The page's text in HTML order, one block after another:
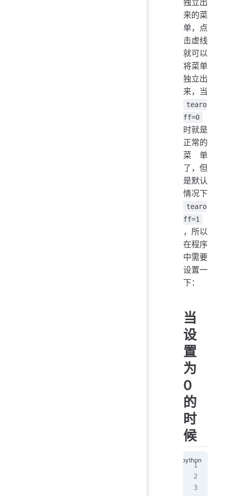
独立出
来的菜
单，点
击虚线
就可以
将菜单
独立出
来，当
tearo
ff=0
时就是
正常的
菜单
了，但
是默认
情况下
tearo
ff=1
，所以
在程序
中需要
设置一
下：
当
设
置
为
0
的
时
候